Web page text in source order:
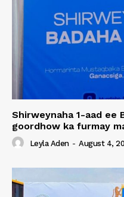
Shirweynaha 1-aad ee
goordhow ka furmay
Leyla Aden - August 4,